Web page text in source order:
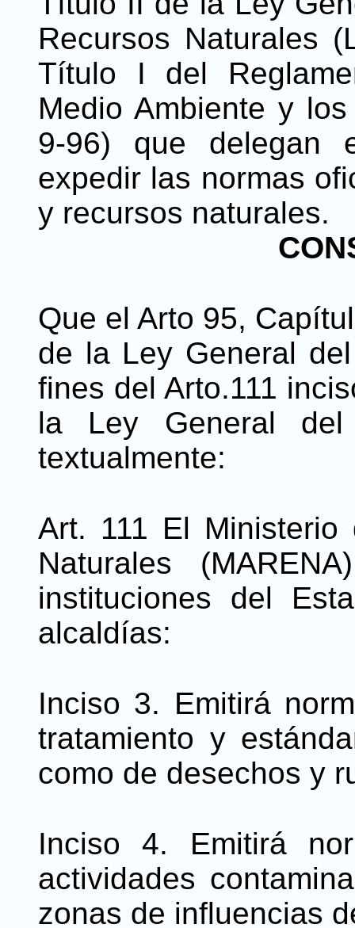
Recursos Naturales
Título I del
Medio Ambiente y
9-96) que delegan
expedir las normas
y recursos naturales.
Que el Arto 95,
de la Ley General
fines del Arto.111
la Ley General del
textualmente:
Art. 111 El
Naturales
instituciones del
alcaldías:
Inciso 3. Emitirá
tratamiento y
como de desechos y
Inciso 4. Emitirá
actividades
zonas de influencias